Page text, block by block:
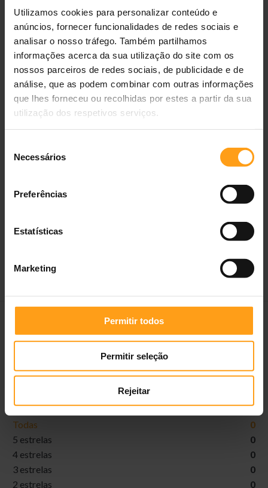
Utilizamos cookies para personalizar conteúdo e
anúncios, fornecer funcionalidades de redes sociais e
analisar o nosso tráfego. Também partilhamos
informações acerca da sua utilização do site com os
nossos parceiros de redes sociais, de publicidade e de
análise, que as podem combinar com outras informações
que lhes forneceu ou recolhidas por estes a partir da sua
utilização dos respetivos serviços.
Necessários
Preferências
Estatísticas
Marketing
Permitir todos
Permitir seleção
Rejeitar
Alimento húmido para Cão
★★★★★0,0(0 avaliações)
7,32 €
DisponívelRef. 052742050805
2 x 370 g 12 x 370 g
ADICIONAR AO CARRINHO
Entregas24/48h
Loja portuguesa
Avaliações
0,0
Todas
0
5 estrelas
0
4 estrelas
0
3 estrelas
0
2 estrelas
0